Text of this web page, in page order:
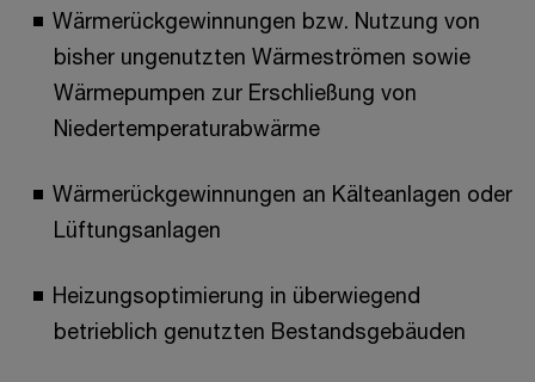
Wärmerückgewinnungen bzw. Nutzung von
bisher ungenutzten Wärmeströmen sowie
Wärmepumpen zur Erschließung von
Niedertemperaturabwärme
Wärmerückgewinnungen an Kälteanlagen oder
Lüftungsanlagen
Heizungsoptimierung in überwiegend
betrieblich genutzten Bestandsgebäuden